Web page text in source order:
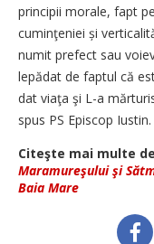
principii morale, fapt
cuminţeniei și
numit prefect sau
lepădat de faptul că
dat viaţa şi L-a
spus PS Episcop Iustin.
Citeşte mai multe
Maramureşului şi
Baia Mare